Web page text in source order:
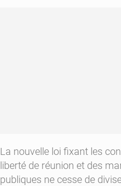
La nouvelle loi fixant les
liberté de réunion et des
publiques ne cesse de